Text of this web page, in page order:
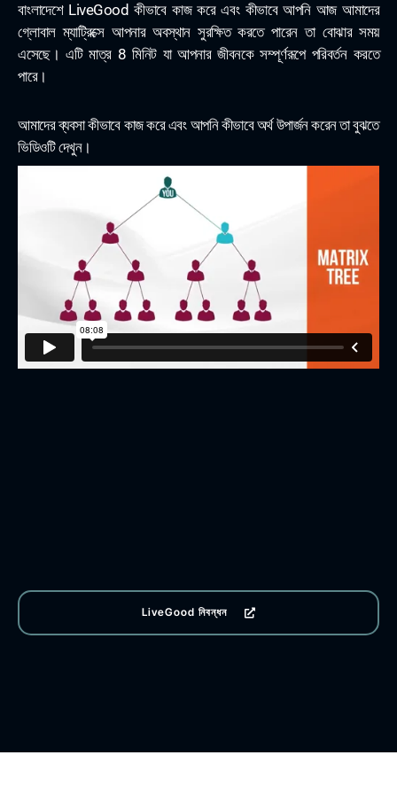
বাংলাদেশে LiveGood কীভাবে কাজ করে এবং কীভাবে আপনি আজ আমাদের
গ্লোবাল ম্যাট্রিক্সে আপনার অবস্থান সুরক্ষিত করতে পারেন তা বোঝার সময়
এসেছে। এটি মাত্র 8 মিনিট যা আপনার জীবনকে সম্পূর্ণরূপে পরিবর্তন করতে
পারে।
আমাদের ব্যবসা কীভাবে কাজ করে এবং আপনি কীভাবে অর্থ উপার্জন করেন তা বুঝতে
ভিডিওটি দেখুন।
LiveGood নিবন্ধন